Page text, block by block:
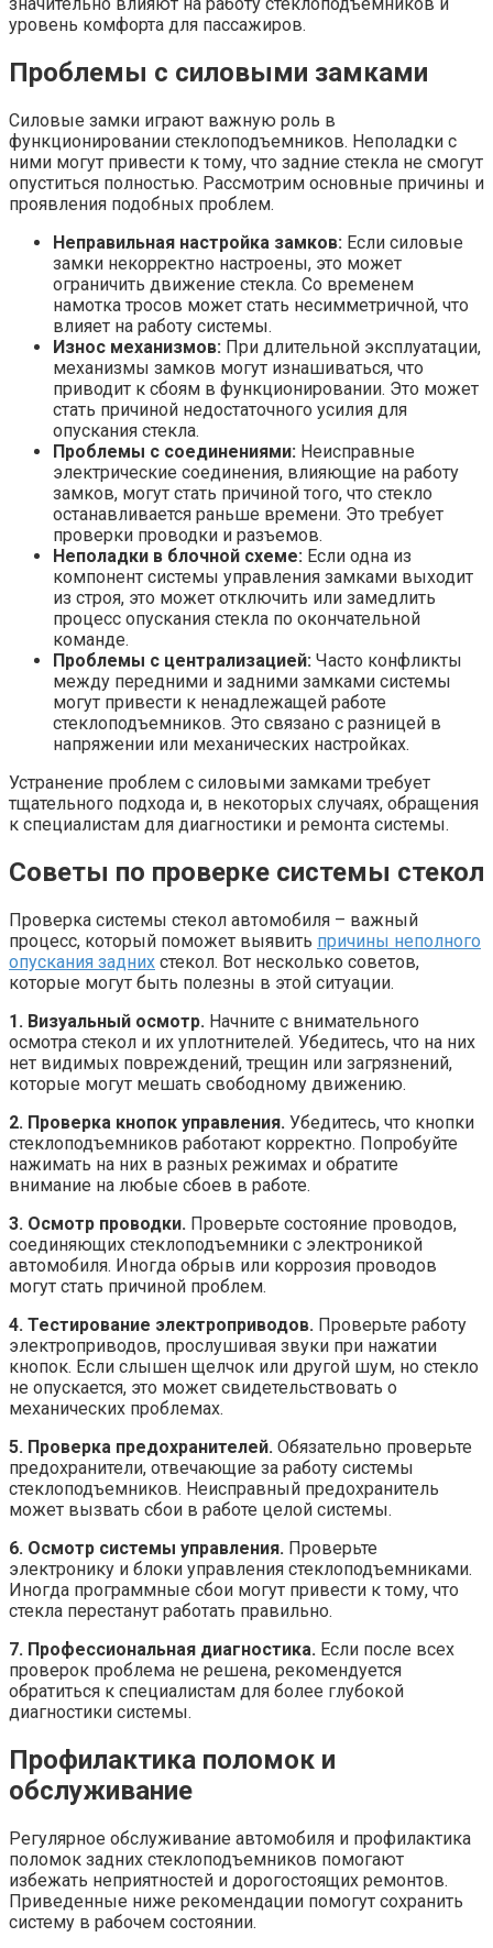
значительно влияют на работу стеклоподъемников и
уровень комфорта для пассажиров.
Проблемы с силовыми замками
Силовые замки играют важную роль в
функционировании стеклоподъемников. Неполадки с
ними могут привести к тому, что задние стекла не смогут
опуститься полностью. Рассмотрим основные причины и
проявления подобных проблем.
Неправильная настройка замков: Если силовые
замки некорректно настроены, это может
ограничить движение стекла. Со временем
намотка тросов может стать несимметричной, что
влияет на работу системы.
Износ механизмов: При длительной эксплуатации,
механизмы замков могут изнашиваться, что
приводит к сбоям в функционировании. Это может
стать причиной недостаточного усилия для
опускания стекла.
Проблемы с соединениями: Неисправные
электрические соединения, влияющие на работу
замков, могут стать причиной того, что стекло
останавливается раньше времени. Это требует
проверки проводки и разъемов.
Неполадки в блочной схеме: Если одна из
компонент системы управления замками выходит
из строя, это может отключить или замедлить
процесс опускания стекла по окончательной
команде.
Проблемы с централизацией: Часто конфликты
между передними и задними замками системы
могут привести к ненадлежащей работе
стеклоподъемников. Это связано с разницей в
напряжении или механических настройках.
Устранение проблем с силовыми замками требует
тщательного подхода и, в некоторых случаях, обращения
к специалистам для диагностики и ремонта системы.
Советы по проверке системы стекол
Проверка системы стекол автомобиля – важный
процесс, который поможет выявить причины неполного
опускания задних стекол. Вот несколько советов,
которые могут быть полезны в этой ситуации.
1. Визуальный осмотр. Начните с внимательного
осмотра стекол и их уплотнителей. Убедитесь, что на них
нет видимых повреждений, трещин или загрязнений,
которые могут мешать свободному движению.
2. Проверка кнопок управления. Убедитесь, что кнопки
стеклоподъемников работают корректно. Попробуйте
нажимать на них в разных режимах и обратите
внимание на любые сбоев в работе.
3. Осмотр проводки. Проверьте состояние проводов,
соединяющих стеклоподъемники с электроникой
автомобиля. Иногда обрыв или коррозия проводов
могут стать причиной проблем.
4. Тестирование электроприводов. Проверьте работу
электроприводов, прослушивая звуки при нажатии
кнопок. Если слышен щелчок или другой шум, но стекло
не опускается, это может свидетельствовать о
механических проблемах.
5. Проверка предохранителей. Обязательно проверьте
предохранители, отвечающие за работу системы
стеклоподъемников. Неисправный предохранитель
может вызвать сбои в работе целой системы.
6. Осмотр системы управления. Проверьте
электронику и блоки управления стеклоподъемниками.
Иногда программные сбои могут привести к тому, что
стекла перестанут работать правильно.
7. Профессиональная диагностика. Если после всех
проверок проблема не решена, рекомендуется
обратиться к специалистам для более глубокой
диагностики системы.
Профилактика поломок и
обслуживание
Регулярное обслуживание автомобиля и профилактика
поломок задних стеклоподъемников помогают
избежать неприятностей и дорогостоящих ремонтов.
Приведенные ниже рекомендации помогут сохранить
систему в рабочем состоянии.